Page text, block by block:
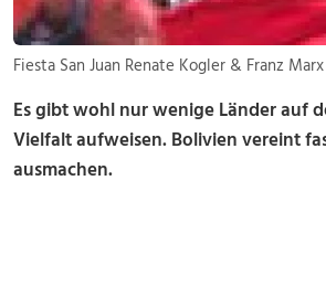
Fiesta San Juan Renate Kogler & Franz Marx
Es gibt wohl nur wenige Länder auf
Vielfalt aufweisen. Bolivien vereint
ausmachen.